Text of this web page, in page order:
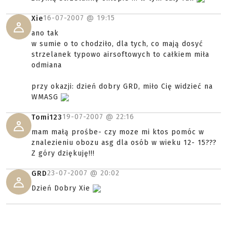
Xie16-07-2007 @ 19:15
ano tak
w sumie o to chodziło, dla tych, co mają dosyć
strzelanek typowo airsoftowych to całkiem miła
odmiana
przy okazji: dzień dobry GRD, miło Cię widzieć na
WMASG
Tomi12319-07-2007 @ 22:16
mam małą prośbe- czy moze mi ktos pomóc w
znalezieniu obozu asg dla osób w wieku 12- 15???
Z góry dziękuję!!!
GRD23-07-2007 @ 20:02
Dzień Dobry Xie